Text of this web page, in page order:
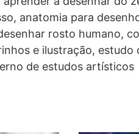
anatomia para
rosto humano,
e ilustração, estudo
de estudos artísticos